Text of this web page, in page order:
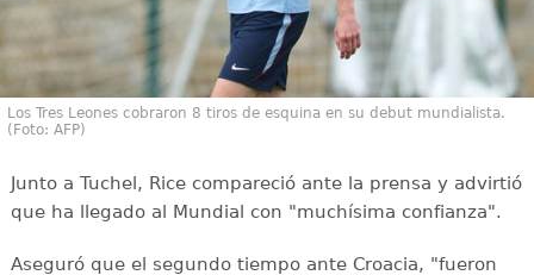
Los Tres Leones cobraron 8 tiros de esquina en su debut mundialista.
(Foto: AFP)
Junto a Tuchel, Rice compareció ante la prensa y advirtió
que ha llegado al Mundial con "muchísima confianza".
Aseguró que el segundo tiempo ante Croacia, "fueron